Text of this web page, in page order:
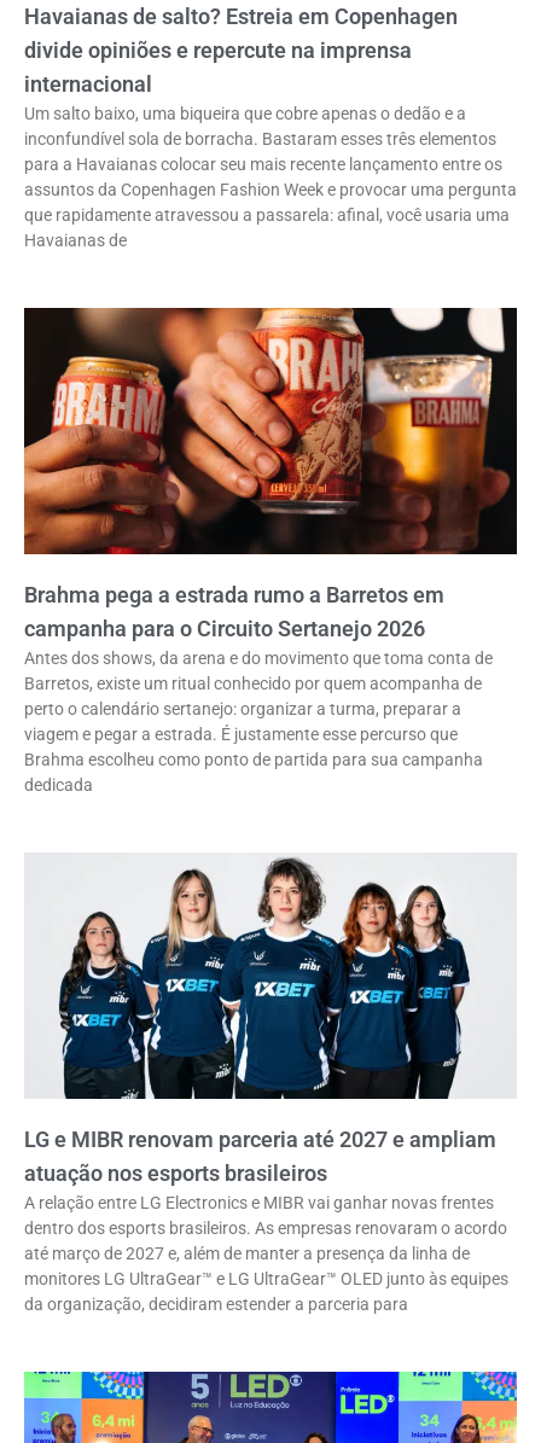
Havaianas de salto? Estreia em Copenhagen
divide opiniões e repercute na imprensa
internacional
Um salto baixo, uma biqueira que cobre apenas o dedão e a
inconfundível sola de borracha. Bastaram esses três elementos
para a Havaianas colocar seu mais recente lançamento entre os
assuntos da Copenhagen Fashion Week e provocar uma pergunta
que rapidamente atravessou a passarela: afinal, você usaria uma
Havaianas de
Brahma pega a estrada rumo a Barretos em
campanha para o Circuito Sertanejo 2026
Antes dos shows, da arena e do movimento que toma conta de
Barretos, existe um ritual conhecido por quem acompanha de
perto o calendário sertanejo: organizar a turma, preparar a
viagem e pegar a estrada. É justamente esse percurso que
Brahma escolheu como ponto de partida para sua campanha
dedicada
LG e MIBR renovam parceria até 2027 e ampliam
atuação nos esports brasileiros
A relação entre LG Electronics e MIBR vai ganhar novas frentes
dentro dos esports brasileiros. As empresas renovaram o acordo
até março de 2027 e, além de manter a presença da linha de
monitores LG UltraGear™ e LG UltraGear™ OLED junto às equipes
da organização, decidiram estender a parceria para